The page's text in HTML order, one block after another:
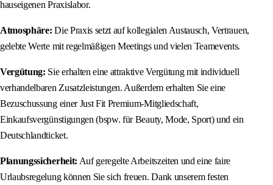
hauseigenen Praxislabor.
Atmosphäre: Die Praxis setzt auf kollegialen Austausch, Vertrauen,
gelebte Werte mit regelmäßigen Meetings und vielen Teamevents.
Vergütung: Sie erhalten eine attraktive Vergütung mit individuell
verhandelbaren Zusatzleistungen. Außerdem erhalten Sie eine
Bezuschussung einer Just Fit Premium-Mitgliedschaft,
Einkaufsvergünstigungen (bspw. für Beauty, Mode, Sport) und ein
Deutschlandticket.
Planungssicherheit: Auf geregelte Arbeitszeiten und eine faire
Urlaubsregelung können Sie sich freuen. Dank unserem festen